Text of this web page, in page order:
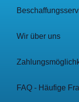
Wir über uns
FAQ - Häufige